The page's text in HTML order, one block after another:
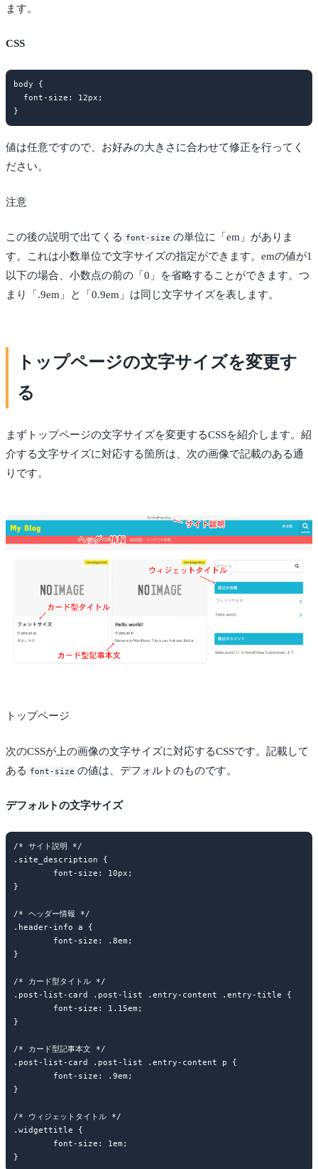
ます。
CSS
body {
  font-size: 12px;
値は任意ですので、お好みの大きさに合わせて修正を行ってく
ださい。
注意
この後の説明で出てくる font-size の単位に「em」がありま
す。これは小数単位で文字サイズの指定ができます。emの値が1
以下の場合、小数点の前の「0」を省略することができます。つ
まり「.9em」と「0.9em」は同じ文字サイズを表します。
トップページの文字サイズを変更す
る
まずトップページの文字サイズを変更するCSSを紹介します。紹
介する文字サイズに対応する箇所は、次の画像で記載のある通
りです。
トップページ
次のCSSが上の画像の文字サイズに対応するCSSです。記載して
ある font-size の値は、デフォルトのものです。
デフォルトの文字サイズ
/* サイト説明 */
.site_description {
}
/* ヘッダー情報 */
.header-info a {
}
/* カード型タイトル */
.post-list-card .post-list .entry-content .entry-title {
}
/* カード型記事本文 */
.post-list-card .post-list .entry-content p {
}
/* ウィジェットタイトル */
.widgettitle {